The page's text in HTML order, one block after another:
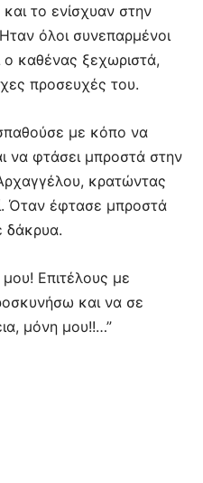
το ενίσχυαν στην
όλοι συνεπαρμένοι
ο καθένας ξεχωριστά,
προσευχές του.
με κόπο να
να φτάσει μπροστά στην
κρατώντας
Όταν έφτασε μπροστά
δάκρυα.
Επιτέλους με
και να σε
μόνη μου!!…”